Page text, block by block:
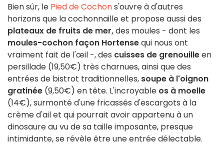
Bien sûr, le Pied de Cochons'ouvre à d'autres
horizons que la cochonnaille et propose aussi des
plateaux de fruits de mer,des moules - dont les
moules-cochon façon Hortensequi nous ont
vraiment fait de l'œil -, des cuisses de grenouilleen
persillade (19,50€) très charnues, ainsi que des
entrées de bistrot traditionnelles, soupe à l'oignon
gratinée (9,50€) en tête. L'incroyable os à moelle
(14€), surmonté d'une fricassés d'escargots à la
crème d'ail et qui pourrait avoir appartenu à un
dinosaure au vu de sa taille imposante, presque
intimidante, se révèle être une entrée délectable.